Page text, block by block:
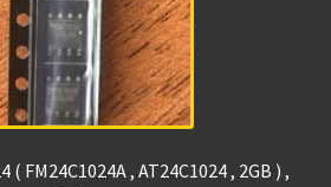
( FM24C1024A , AT24C1024 , 2GB ) ,